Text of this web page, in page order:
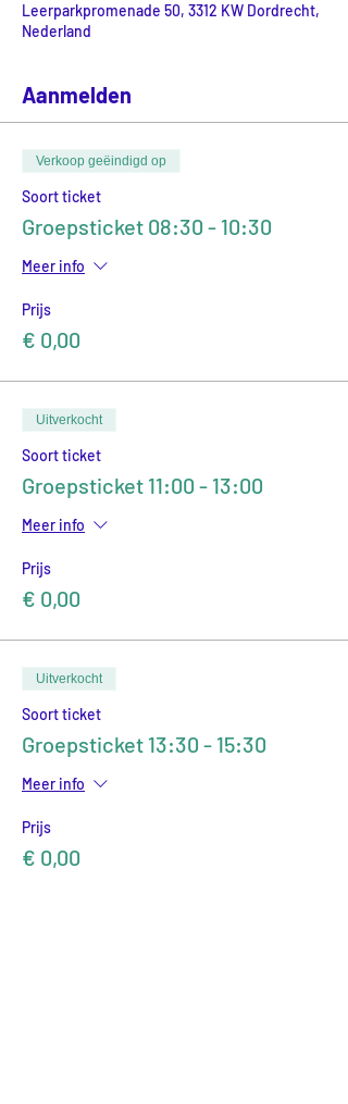
Leerparkpromenade 50, 3312 KW Dordrecht,
Nederland
Aanmelden
Verkoop geëindigd op
Soort ticket
Groepsticket 08:30 - 10:30
Meer info
Prijs
€ 0,00
Uitverkocht
Soort ticket
Groepsticket 11:00 - 13:00
Meer info
Prijs
€ 0,00
Uitverkocht
Soort ticket
Groepsticket 13:30 - 15:30
Meer info
Prijs
€ 0,00